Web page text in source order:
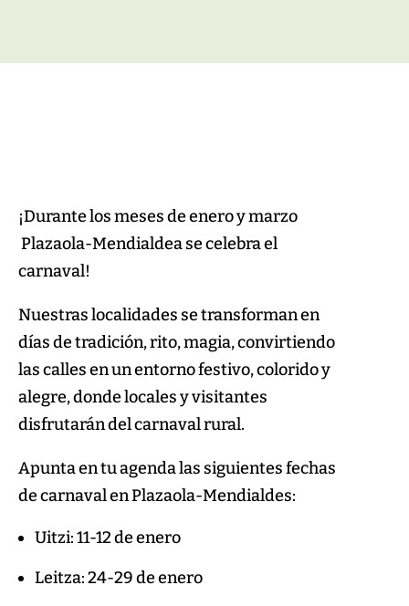
¡Durante los meses de enero y marzo
Plazaola-Mendialdea se celebra el
carnaval!
Nuestras localidades se transforman en
días de tradición, rito, magia, convirtiendo
las calles en un entorno festivo, colorido y
alegre, donde locales y visitantes
disfrutarán del carnaval rural.
Apunta en tu agenda las siguientes fechas
de carnaval en Plazaola-Mendialdes:
Uitzi: 11-12 de enero
Leitza: 24-29 de enero